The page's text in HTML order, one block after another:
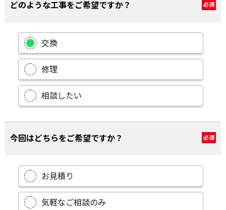
どのような工事をご希望ですか？ 必須
交換
修理
相談したい
今回はどちらをご希望ですか？ 必須
お見積り
気軽なご相談のみ